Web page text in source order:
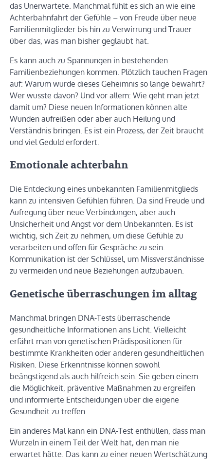
das Unerwartete. Manchmal fühlt es sich an wie eine
Achterbahnfahrt der Gefühle – von Freude über neue
Familienmitglieder bis hin zu Verwirrung und Trauer
über das, was man bisher geglaubt hat.
Es kann auch zu Spannungen in bestehenden
Familienbeziehungen kommen. Plötzlich tauchen Fragen
auf: Warum wurde dieses Geheimnis so lange bewahrt?
Wer wusste davon? Und vor allem: Wie geht man jetzt
damit um? Diese neuen Informationen können alte
Wunden aufreißen oder aber auch Heilung und
Verständnis bringen. Es ist ein Prozess, der Zeit braucht
und viel Geduld erfordert.
Emotionale achterbahn
Die Entdeckung eines unbekannten Familienmitglieds
kann zu intensiven Gefühlen führen. Da sind Freude und
Aufregung über neue Verbindungen, aber auch
Unsicherheit und Angst vor dem Unbekannten. Es ist
wichtig, sich Zeit zu nehmen, um diese Gefühle zu
verarbeiten und offen für Gespräche zu sein.
Kommunikation ist der Schlüssel, um Missverständnisse
zu vermeiden und neue Beziehungen aufzubauen.
Genetische überraschungen im alltag
Manchmal bringen DNA-Tests überraschende
gesundheitliche Informationen ans Licht. Vielleicht
erfährt man von genetischen Prädispositionen für
bestimmte Krankheiten oder anderen gesundheitlichen
Risiken. Diese Erkenntnisse können sowohl
beängstigend als auch hilfreich sein. Sie geben einem
die Möglichkeit, präventive Maßnahmen zu ergreifen
und informierte Entscheidungen über die eigene
Gesundheit zu treffen.
Ein anderes Mal kann ein DNA-Test enthüllen, dass man
Wurzeln in einem Teil der Welt hat, den man nie
erwartet hätte. Das kann zu einer neuen Wertschätzung